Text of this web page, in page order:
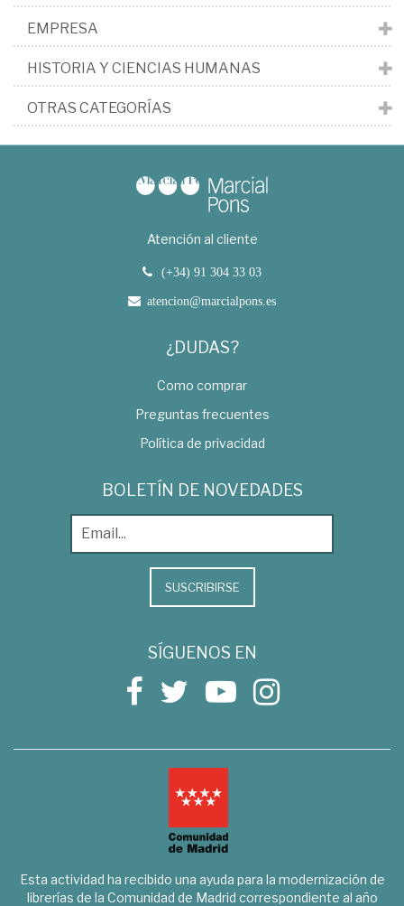
EMPRESA
HISTORIA Y CIENCIAS HUMANAS
OTRAS CATEGORÍAS
Atención al cliente
(+34) 91 304 33 03
atencion@marcialpons.es
¿DUDAS?
Como comprar
Preguntas frecuentes
Política de privacidad
BOLETÍN DE NOVEDADES
SUSCRIBIRSE
SÍGUENOS EN
Esta actividad ha recibido una ayuda para la modernización de
librerías de la Comunidad de Madrid correspondiente al año